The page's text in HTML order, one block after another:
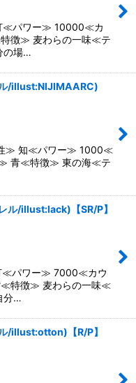
パワー≫ 10000≪カ
徴≫ 麦わらの一味≪テ
の場…
/illust:NIJIMAARC)
≫ 知≪パワー≫ 1000≪
青≪特徴≫ 東の海≪テ
ル/illust:lack)【SR/P】
パワー≫ 7000≪カウ
特徴≫ 麦わらの一味≪
分…
/illust:otton)【R/P】